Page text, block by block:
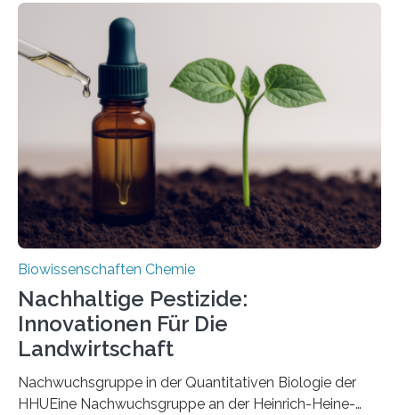
Region Kachin in Myanmar und hat sich in
ausgezeichnetem Zustand erhalten. Es konnte als neue
Art einer neuen Gattung beschrieben werden und trägt
nun den Namen Cretosabethes primaevus. Dieser erste
fossile Nachweis einer Stechmückenlarve in Bernstein
stellt gleichzeitig den ersten Fossilfund einer
Mückenlarve aus dem Mesozoikum dar, denn…
Biowissenschaften Chemie
Nachhaltige Pestizide:
Innovationen Für Die
Landwirtschaft
Nachwuchsgruppe in der Quantitativen Biologie der
HHUEine Nachwuchsgruppe an der Heinrich-Heine-